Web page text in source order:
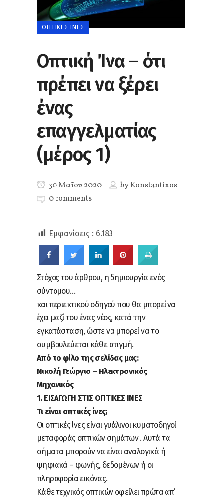
ΟΠΤΙΚΈΣ ΊΝΕΣ
Οπτική Ίνα – ότι
πρέπει να ξέρει
ένας
επαγγελματίας
(μέρος 1)
30 Μαΐου 2020 byKonstantinos
0 comments
Εμφανίσεις : 6.183
Στόχος του άρθρου, η δημιουργία ενός
σύντομου…
και περιεκτικού οδηγού που θα μπορεί να
έχει μαζί του ένας νέος, κατά την
εγκατάσταση, ώστε να μπορεί να το
συμβουλεύεται κάθε στιγμή.
Από το φίλο της σελίδας μας:
Νικολή Γεώργιο – Ηλεκτρονικός
Μηχανικός
1. ΕΙΣΑΓΩΓΗ ΣΤΙΣ ΟΠΤΙΚΕΣ ΙΝΕΣ
Τι είναι οπτικές ίνες;
Οι οπτικές ίνες είναι γυάλινοι κυματοδηγοί
μεταφοράς οπτικών σημάτων . Αυτά τα
σήματα μπορούν να είναι αναλογικά ή
ψηφιακά – φωνής, δεδομένων ή οι
πληροφορία εικόνας.
Κάθε τεχνικός οπτικών οφείλει πρώτα απ’